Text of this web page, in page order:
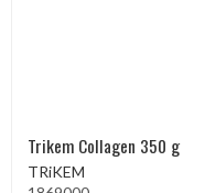
Trikem Collagen 350 g
TRiKEM